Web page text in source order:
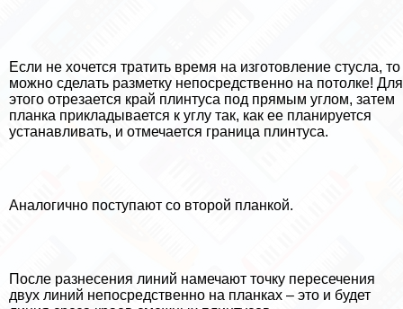
Если не хочется тратить время на изготовление стусла, то
можно сделать разметку непосредственно на потолке! Для
этого отрезается край плинтуса под прямым углом, затем
планка прикладывается к углу так, как ее планируется
устанавливать, и отмечается граница плинтуса.
Аналогично поступают со второй планкой.
После разнесения линий намечают точку пересечения
двух линий непосредственно на планках – это и будет